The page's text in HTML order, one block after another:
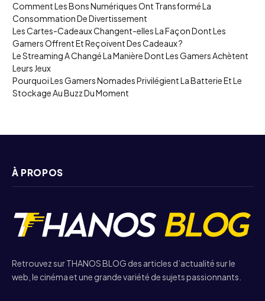
Comment Les Bons Numériques Ont Transformé La
Consommation De Divertissement
Les Cartes-Cadeaux Changent-elles La Façon Dont Les
Gamers Offrent Et Reçoivent Des Cadeaux ?
Le Streaming A Changé La Manière Dont Les Gamers Achètent
Leurs Jeux
Pourquoi Les Gamers Nomades Privilégient La Batterie Et Le
Stockage Au Buzz Du Moment
À PROPOS
Retrouvez sur THANOS BLOG des articles d’actualité sur le
web, le cinéma et une grande variété de sujets passionnants.